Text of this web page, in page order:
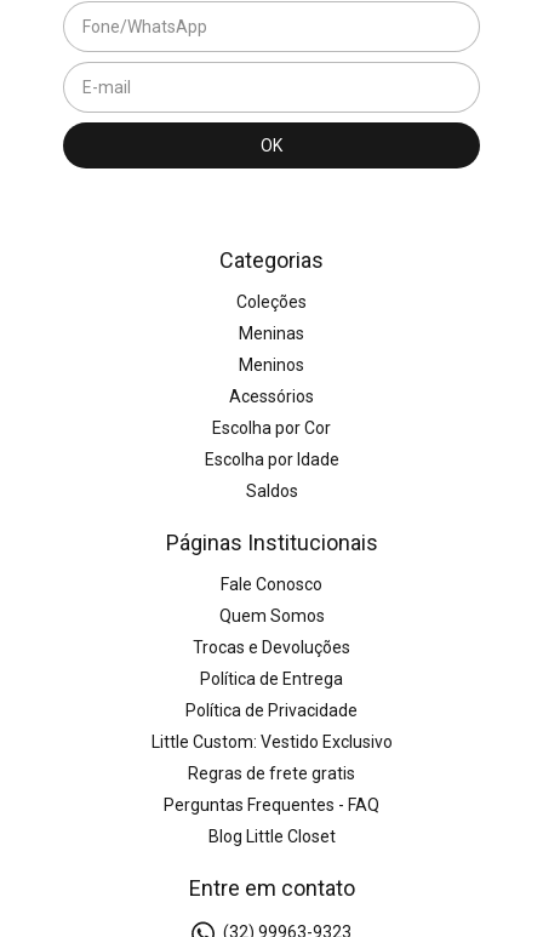
Categorias
Coleções
Meninas
Meninos
Acessórios
Escolha por Cor
Escolha por Idade
Saldos
Páginas Institucionais
Fale Conosco
Quem Somos
Trocas e Devoluções
Política de Entrega
Política de Privacidade
Little Custom: Vestido Exclusivo
Regras de frete gratis
Perguntas Frequentes - FAQ
Blog Little Closet
Entre em contato
(32) 99963-9323